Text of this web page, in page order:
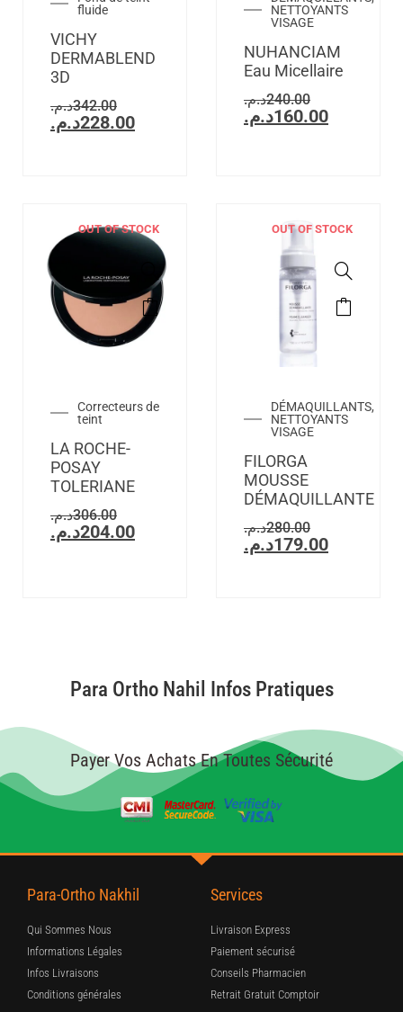
fluide
VICHY
DERMABLEND
3D
342.00د.م.
228.00د.م.
NETTOYANTS
VISAGE
NUHANCIAM
Eau Micellaire
240.00د.م.
160.00د.م.
OUT OF STOCK
Correcteurs de
teint
LA ROCHE-
POSAY
TOLERIANE
306.00د.م.
204.00د.م.
OUT OF STOCK
DÉMAQUILLANTS,
NETTOYANTS
VISAGE
FILORGA
MOUSSE
DÉMAQUILLANTE
280.00د.م.
179.00د.م.
Para Ortho Nahil Infos Pratiques
Payer Vos Achats En Toutes Sécurité
Para-Ortho Nakhil
Qui Sommes Nous
Informations Légales
Infos Livraisons
Conditions générales
Services
Livraison Express
Paiement sécurisé
Conseils Pharmacien
Retrait Gratuit Comptoir